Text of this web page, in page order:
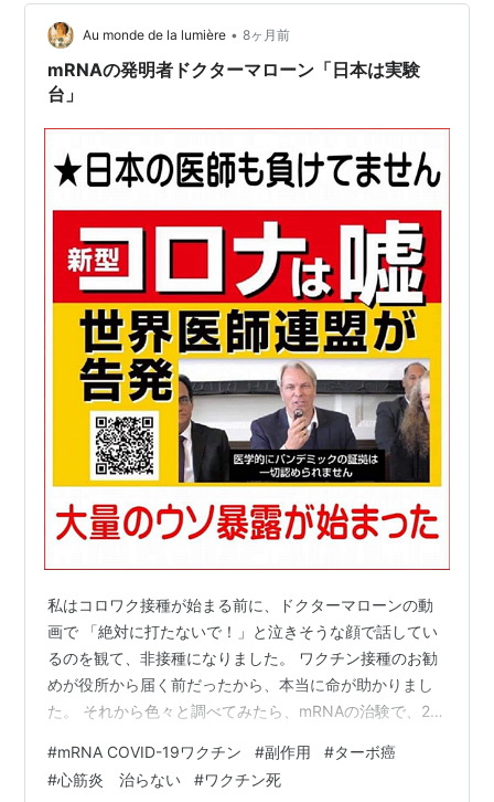
Au monde de la lumière • 8ヶ月前
mRNAの発明者ドクターマローン「日本は実験
台」
私はコロワク接種が始まる前に、ドクターマローンの動
画で 「絶対に打たないで！」と泣きそうな顔で話してい
るのを観て、非接種になりました。 ワクチン接種のお勧
めが役所から届く前だったから、本当に命が助かりまし
た。 それから色々と調べてみたら、mRNAの治験で、20
白人男性も死亡した事を知りました。 心筋炎と心膜炎は
新型コロナmRNAワクチンを接種した子どもにのみ発生
#mRNA COVID-19ワクチン #副作用 #ターボ癌
#心筋炎 治らない #ワクチン死